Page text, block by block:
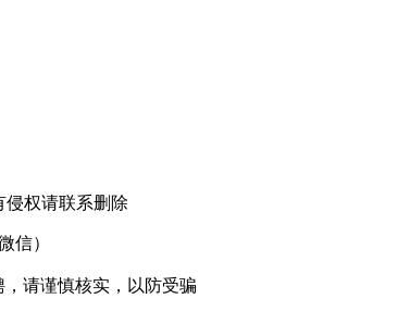
侵权请联系删除
信）
请谨慎核实，以防受骗